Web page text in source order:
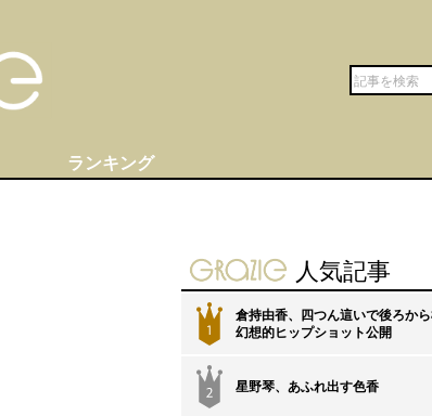
ランキング
gravure-
人気記事
1
倉持由香、四つん這いで後ろか
幻想的ヒップショット公開
星野琴、あふれ出す色香